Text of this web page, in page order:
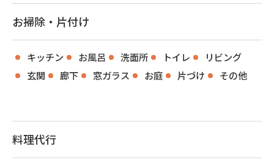
お掃除・片付け
キッチン お風呂 洗面所 トイレ
リビング
玄関
廊下 窓ガラス お庭 片づけ その他
料理代行